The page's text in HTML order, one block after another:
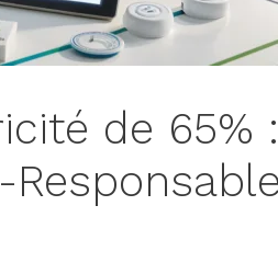
de 65%
Responsable